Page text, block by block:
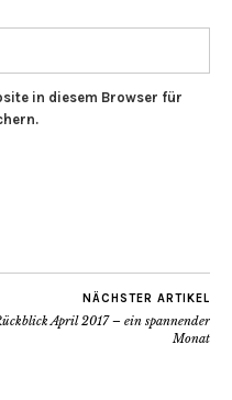
in diesem Browser für
NÄCHSTER ARTIKEL
April 2017 – ein spannender
Monat